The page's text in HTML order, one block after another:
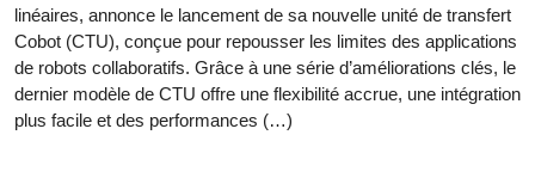
linéaires, annonce le lancement de sa nouvelle unité de transfert
Cobot (CTU), conçue pour repousser les limites des applications
de robots collaboratifs. Grâce à une série d’améliorations clés, le
dernier modèle de CTU offre une flexibilité accrue, une intégration
plus facile et des performances (…)